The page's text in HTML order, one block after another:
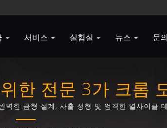
서비스 실험실 뉴스 문
한 전문 3가 크롬
한 금형 설계, 사출 성형 및 엄격한 열사이클
보장합니다.